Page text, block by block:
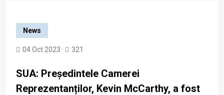
News
04 Oct 2023 · 321
SUA: Președintele Camerei
Reprezentanților, Kevin McCarthy, a fost